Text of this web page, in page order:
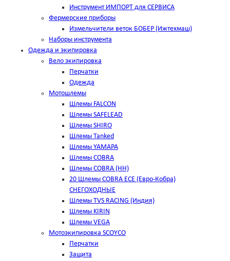
Инструмент ИМПОРТ для СЕРВИСА
Фермерские приборы
Измельчители веток БОБЕР (Ижтехмаш)
Наборы инструмента
Одежда и экипировка
Вело экипировка
Перчатки
Одежда
Мотошлемы
Шлемы FALCON
Шлемы SAFELEAD
Шлемы SHIRO
Шлемы Tanked
Шлемы YAMAPA
Шлемы COBRA
Шлемы COBRA (HH)
20 Шлемы COBRA ECE (Евро-Кобра)
СНЕГОХОДНЫЕ
Шлемы TVS RACING (Индия)
Шлемы KIRIN
Шлемы VEGA
Мотоэкипировка SCOYCO
Перчатки
Защита